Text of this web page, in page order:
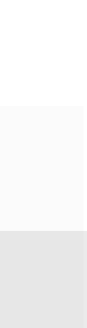
救出来，蓬头垢面
底电诈集团以求查